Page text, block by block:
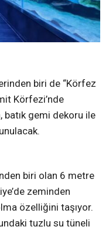
biri de “Körfez
Körfezi’nde
batık gemi dekoru ile
biri olan 6 metre
zeminden
özelliğini taşıyor.
tuzlu su tüneli